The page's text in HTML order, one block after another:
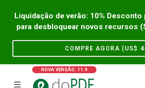
Liquidação de verão: 10% Desconto
para desbloquear novos recursos
COMPRE AGORA (US$
NOVA VERSÃO: 11.9